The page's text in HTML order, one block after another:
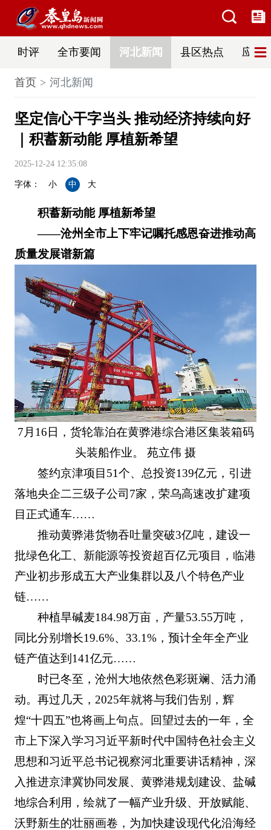
时评 全市要闻 河北新闻 县区热点 应急
首页 河北新闻
坚定信心干字当头 推动经济持续向好
｜积蓄新动能 厚植新希望
2025-12-24 12:35:08
字体： 小 中 大
积蓄新动能 厚植新希望
——沧州全市上下牢记嘱托感恩奋进推动高
质量发展谱新篇
7月16日，货轮靠泊在黄骅港综合港区集装箱码
头装船作业。 苑立伟 摄
签约京津项目51个、总投资139亿元，引进
落地央企二三级子公司7家，荣乌高速改扩建项
目正式通车……
推动黄骅港货物吞吐量突破3亿吨，建设一
批绿色化工、新能源等投资超百亿元项目，临港
产业初步形成五大产业集群以及八个特色产业
链……
种植旱碱麦184.98万亩，产量53.55万吨，
同比分别增长19.6%、33.1%，预计全年全产业
链产值达到141亿元……
时已冬至，沧州大地依然色彩斑斓、活力涌
动。再过几天，2025年就将与我们告别，辉
煌“十四五”也将画上句点。回望过去的一年，全
市上下深入学习习近平新时代中国特色社会主义
思想和习近平总书记视察河北重要讲话精神，深
入推进京津冀协同发展、黄骅港规划建设、盐碱
地综合利用，绘就了一幅产业升级、开放赋能、
沃野新生的壮丽画卷，为加快建设现代化沿海经